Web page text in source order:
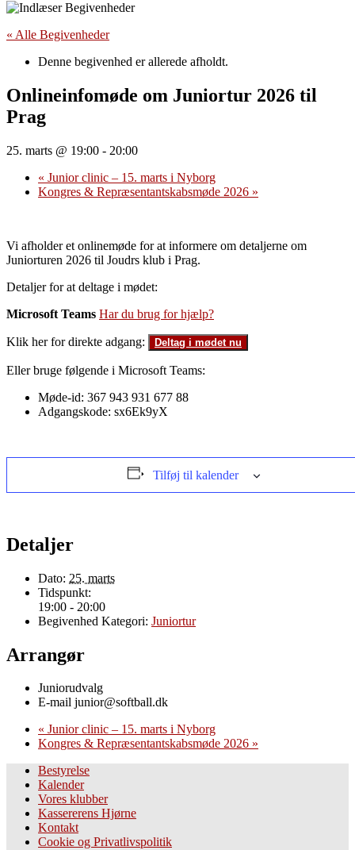
« Alle Begivenheder
Denne begivenhed er allerede afholdt.
Onlineinfomøde om Juniortur 2026 til
Prag
25. marts @ 19:00 - 20:00
« Junior clinic – 15. marts i Nyborg
Kongres & Repræsentantskabsmøde 2026 »
Vi afholder et onlinemøde for at informere om detaljerne om
Juniorturen 2026 til Joudrs klub i Prag.
Detaljer for at deltage i mødet:
Microsoft Teams Har du brug for hjælp?
Klik her for direkte adgang: Deltag i mødet nu
Eller bruge følgende i Microsoft Teams:
Møde-id: 367 943 931 677 88
Adgangskode: sx6Ek9yX
Tilføj til kalender
Detaljer
Dato: 25. marts
Tidspunkt:
19:00 - 20:00
Begivenhed Kategori: Juniortur
Arrangør
Juniorudvalg
E-mail junior@softball.dk
« Junior clinic – 15. marts i Nyborg
Kongres & Repræsentantskabsmøde 2026 »
Bestyrelse
Kalender
Vores klubber
Kassererens Hjørne
Kontakt
Cookie og Privatlivspolitik